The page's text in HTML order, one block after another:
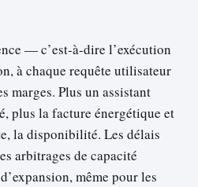
— c’est-à-dire l’exécution
à chaque requête utilisateur
marges. Plus un assistant
plus la facture énergétique et
la disponibilité. Les délais
arbitrages de capacité
même pour les